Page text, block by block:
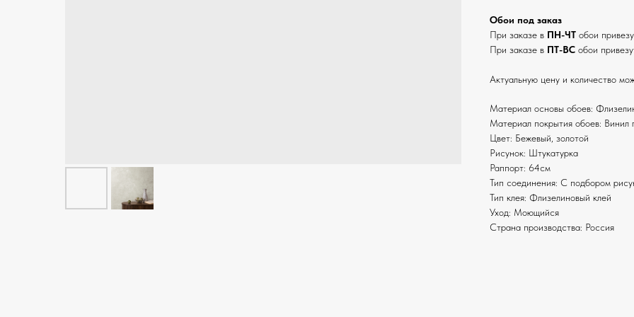
Обои под заказ
При заказе в ПН-ЧТ обои
При заказе в ПТ-ВС обои
Актуальную цену и количество
Материал основы обоев:
Материал покрытия обоев: Винил
Цвет: Бежевый, золотой
Рисунок: Штукатурка
Раппорт: 64см
Тип соединения: С подбором
Тип клея: Флизелиновый клей
Уход: Моющийся
Страна производства: Россия